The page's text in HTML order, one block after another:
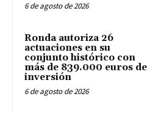
6 de agosto de 2026
Ronda autoriza 26
actuaciones en su
conjunto histórico con
más de 839.000 euros de
inversión
6 de agosto de 2026